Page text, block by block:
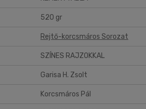
520 gr
Rejtő-korcsmáros Sorozat
SZÍNES RAJZOKKAL
Garisa H. Zsolt
Korcsmáros Pál